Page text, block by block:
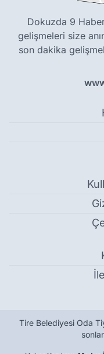
Dokuzda 9
gelişmeleri size
son dakika
Tire Belediyesi Oda